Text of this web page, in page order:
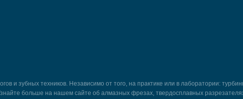
и зубных техников. Независимо от того, на практике или в лаборатории:
больше на нашем сайте об алмазных фрезах, твердосплавных